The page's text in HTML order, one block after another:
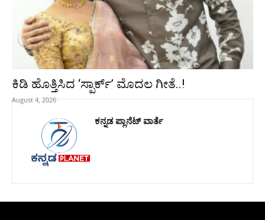
ಕಿಡಿ‌‌ ಹೊತ್ತಿಸಿದ ‘ಸ್ಪಾರ್ಕ್’ ಮೊದಲ‌ ಗೀತೆ..!
August 4, 2026
ಕನ್ನಡ ಪ್ಲಾನೆಟ್ ವಾರ್ತೆ